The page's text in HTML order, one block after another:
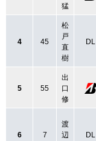
猛
4 45
松
戸
直
樹
DL
5 55
出
口
修
6 7
渡
辺
DL